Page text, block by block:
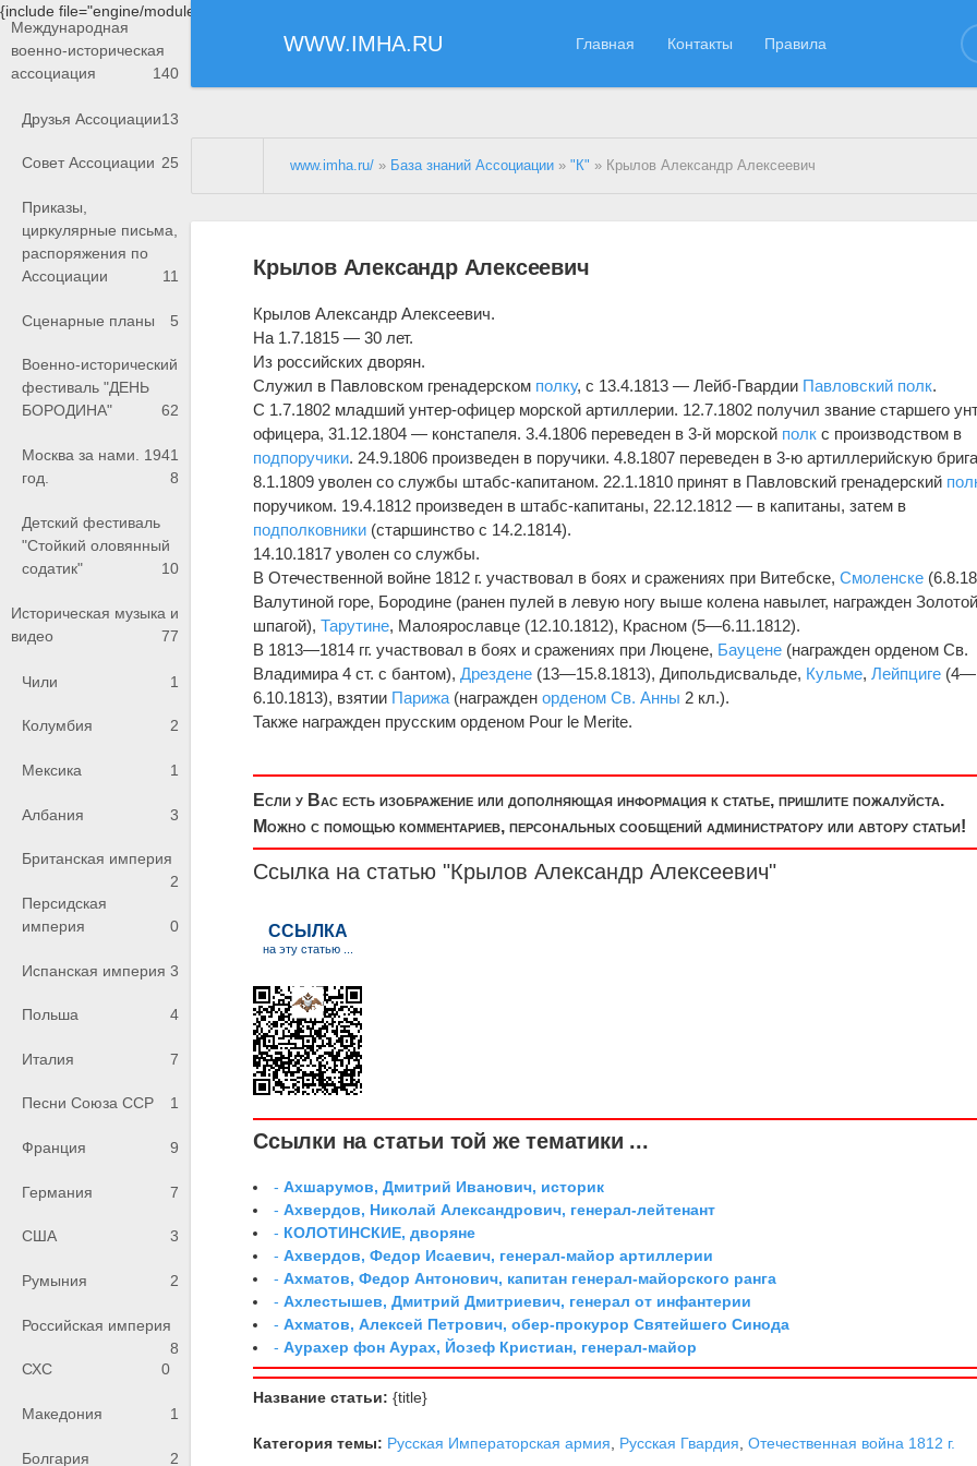
{include file="engine/modules/saperu/head.php"}
WWW.IMHA.RU Главная Контакты Правила
Международная
военно-историческая
ассоциация
140
Друзья Ассоциации13
Совет Ассоциации 25
Приказы,
циркулярные письма,
распоряжения по
Ассоциации
11
Сценарные планы 5
Военно-исторический
фестиваль "ДЕНЬ
БОРОДИНА"
62
Москва за нами. 1941
год.
8
Детский фестиваль
"Стойкий оловянный
содатик"
10
Историческая музыка и
видео
77
Чили 1
Колумбия 2
Мексика 1
Албания 3
Британская империя
2
Персидская
империя
0
Испанская империя 3
Польша 4
Италия 7
Песни Союза ССР 1
Франция 9
Германия 7
США 3
Румыния 2
Российская империя
8
СХС
0
Македония 1
Болгария 2
www.imha.ru/ » База знаний Ассоциации »"К" » Крылов Александр Алексеевич
Крылов Александр Алексеевич
Крылов Александр Алексеевич.
На 1.7.1815 — 30 лет.
Из российских дворян.
Служил в Павловском гренадерском полку, с 13.4.1813 — Лейб-Гвардии Павловский полк.
С 1.7.1802 младший унтер-офицер морской артиллерии. 12.7.1802 получил звание старшего
офицера, 31.12.1804 — констапеля. 3.4.1806 переведен в 3-й морской полк с производством в
подпоручики. 24.9.1806 произведен в поручики. 4.8.1807 переведен в 3-ю артиллерийскую
8.1.1809 уволен со службы штабс-капитаном. 22.1.1810 принят в Павловский гренадерский
поручиком. 19.4.1812 произведен в штабс-капитаны, 22.12.1812 — в капитаны, затем в
подполковники (старшинство с 14.2.1814).
14.10.1817 уволен со службы.
В Отечественной войне 1812 г. участвовал в боях и сражениях при Витебске,Смоленске
Валутиной горе, Бородине (ранен пулей в левую ногу выше колена навылет, награжден Золотой
шпагой),Тарутине, Малоярославце (12.10.1812), Красном (5—6.11.1812).
В 1813—1814 гг. участвовал в боях и сражениях при Люцене, Бауцене (награжден орденом Св.
Владимира 4 ст. с бантом),Дрездене (13—15.8.1813), Дипольдисвальде, Кульме,Лейпциге (4—
6.10.1813), взятии Парижа (награжденорденом Св. Анны 2 кл.).
Также награжден прусским орденом Pour le Merite.
Если у Вас есть изображение или дополняющая информация к статье, пришлите пожалуйста.
Можно с помощью комментариев, персональных сообщений администратору или автору статьи!
Ссылка на статью "Крылов Александр Алексеевич"
Ссылки на статьи той же тематики ...
-Ахшарумов, Дмитрий Иванович, историк
-Ахвердов, Николай Александрович, генерал-лейтенант
- КОЛОТИНСКИЕ, дворяне
-Ахвердов, Федор Исаевич, генерал-майор артиллерии
-Ахматов, Федор Антонович, капитан генерал-майорского ранга
-Ахлестышев, Дмитрий Дмитриевич, генерал от инфантерии
-Ахматов, Алексей Петрович, обер-прокурор Святейшего Синода
-Аурахер фон Аурах, Йозеф Кристиан, генерал-майор
Название статьи: {title}
Категория темы: Русская Императорская армия Русская Гвардия ,Отечественная война 1812 г.